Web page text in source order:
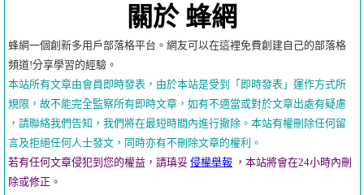
關於 蜂網
蜂網一個創新多用戶部落格平台。網友可以在這裡免費創建自己的部落格
頻道!分享學習的經驗。
本站所有文章由會員即時發表，由於本站是受到「即時發表」運作方式所
規限，故不能完全監察所有即時文章，如有不適當或對於文章出處有疑慮
，請聯絡我們告知，我們將在最短時間內進行撤除。本站有權刪除任何留
言及拒絕任何人士發文，同時亦有不刪除文章的權利。
若有任何文章侵犯到您的權益，請瑱妥 侵權舉報 ，本站將會在24小時內刪
除或修正。